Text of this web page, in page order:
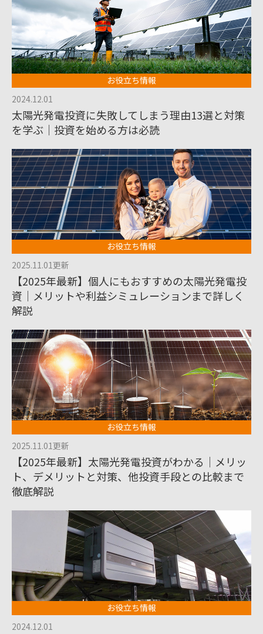
お役立ち情報
2024.12.01
太陽光発電投資に失敗してしまう理由13選と対策
を学ぶ｜投資を始める方は必読
お役立ち情報
2025.11.01更新
【2025年最新】個人にもおすすめの太陽光発電投
資｜メリットや利益シミュレーションまで詳しく
解説
お役立ち情報
2025.11.01更新
【2025年最新】太陽光発電投資がわかる｜メリッ
ト、デメリットと対策、他投資手段との比較まで
徹底解説
お役立ち情報
2024.12.01